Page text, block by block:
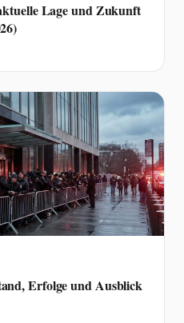
Lage und Zukunft
Erfolge und Ausblick